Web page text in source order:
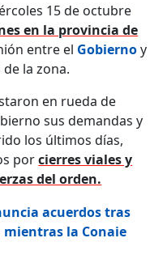
15 de octubre
en la provincia de
entre el Gobiernoy
la zona.
en rueda de
sus demandas y
los últimos días,
porcierres viales y
del orden.
acuerdos tras
la Conaie